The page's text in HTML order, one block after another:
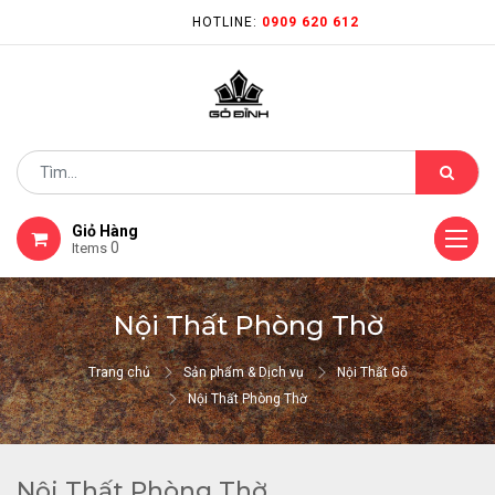
HOTLINE: 0909 620 612
Giỏ Hàng
Items 0
Nội Thất Phòng Thờ
Trang chủ Sản phẩm & Dịch vụ
Nội Thất Gỗ
Nội Thất Phòng Thờ